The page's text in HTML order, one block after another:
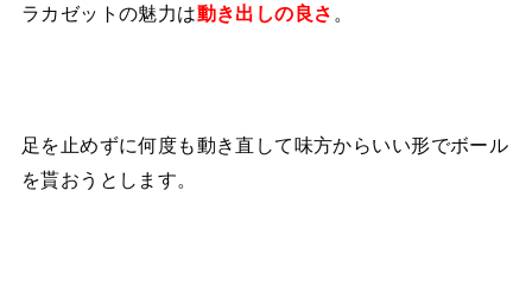
ラカゼットの魅力は動き出しの良さ 。
足を止めずに何度も動き直して味方からいい形でボール
を貰おうとします。